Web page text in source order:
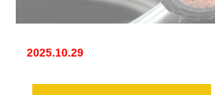
2025.10.29